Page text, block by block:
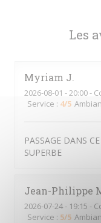
Les
Myriam J
2026-08-01 - 20:00 -
Service : 4/5
PASSAGE DANS
SUPERBE
Jean-Philippe
2026-07-24- 19:15 -
Service : 5/5